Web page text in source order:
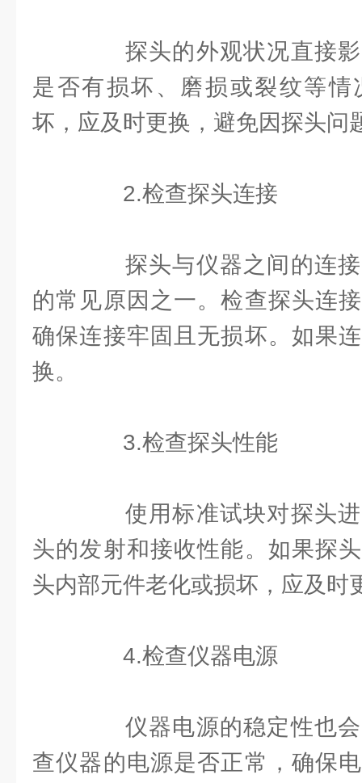
探头的外观状况直接影
是否有损坏、磨损或裂纹等
坏，应及时更换，避免因探头问
2.检查探头连接
探头与仪器之间的连接
的常见原因之一。检查探头连
确保连接牢固且无损坏。如果
换。
3.检查探头性能
使用标准试块对探头进
头的发射和接收性能。如果探
头内部元件老化或损坏，应及时
4.检查仪器电源
仪器电源的稳定性也会
查仪器的电源是否正常，确保